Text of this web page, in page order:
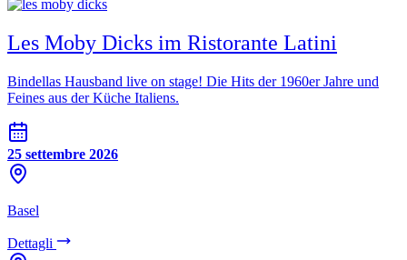
Les Moby Dicks im Ristorante Latini
Bindellas Hausband live on stage! Die Hits der 1960er Jahre und
Feines aus der Küche Italiens.
25 settembre 2026
Basel
Dettagli